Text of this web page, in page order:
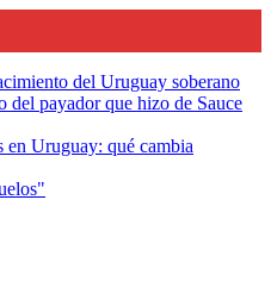
del Uruguay soberano
del payador que hizo de Sauce
Uruguay: qué cambia